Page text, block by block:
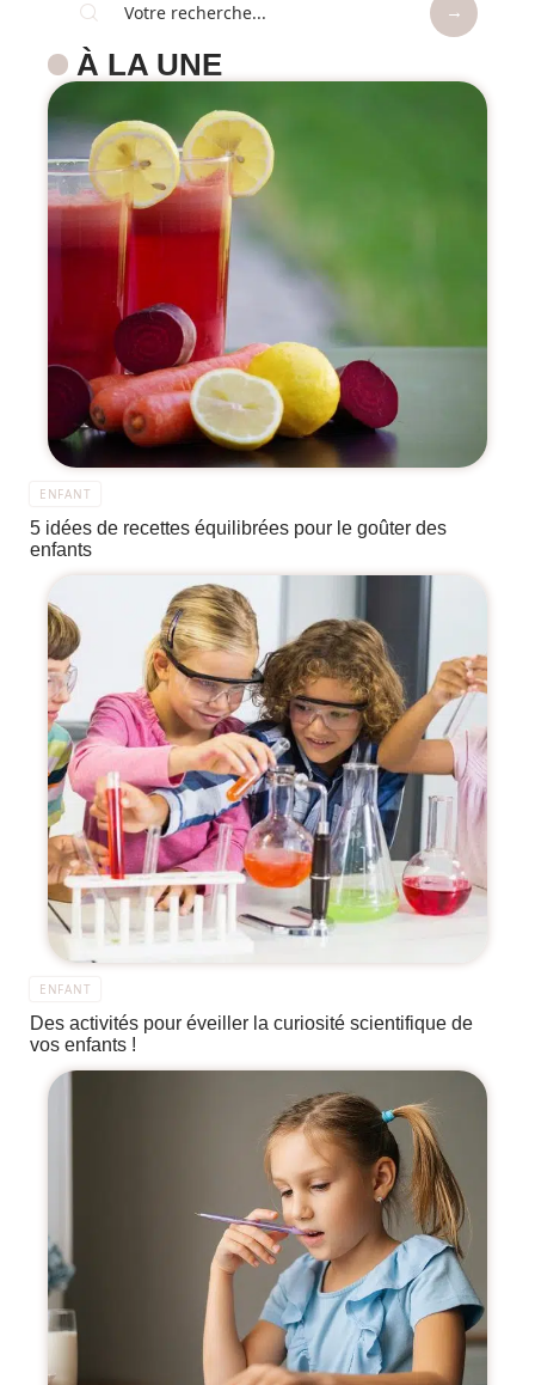
À LA UNE
ENFANT
5 idées de recettes équilibrées pour le goûter des
enfants
ENFANT
Des activités pour éveiller la curiosité scientifique de
vos enfants !